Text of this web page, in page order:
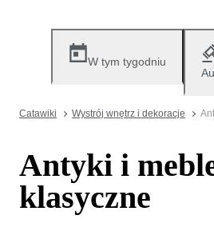
W tym tygodniu
Catawiki Wystrój wnętrz i dekoracje
Antyki i
klasyczne